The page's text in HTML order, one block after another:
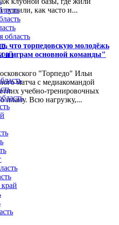
тушили, как часто и...
что торпедовскую молодёжь
и играм основной команды"
"Торпедо" Ильи
матча с медиакомандой
учебно-тренировочных
плану. Всю нагрузку,...
область